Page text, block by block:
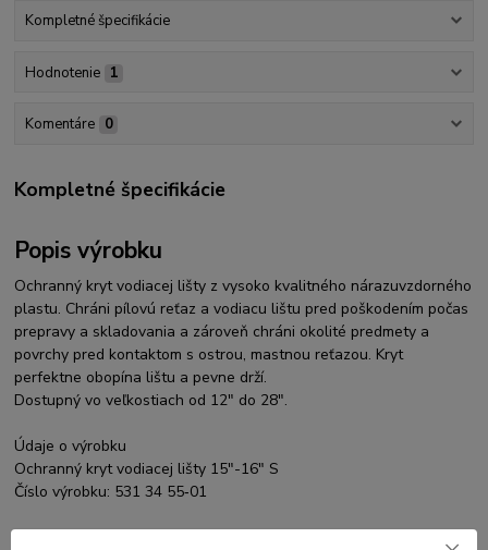
Kompletné špecifikácie
Hodnotenie 1
Komentáre 0
Kompletné špecifikácie
Popis výrobku
Ochranný kryt vodiacej lišty z vysoko kvalitného nárazuvzdorného
plastu. Chráni pílovú reťaz a vodiacu lištu pred poškodením počas
prepravy a skladovania a zároveň chráni okolité predmety a
povrchy pred kontaktom s ostrou, mastnou reťazou. Kryt
perfektne obopína lištu a pevne drží.
Dostupný vo veľkostiach od 12" do 28".
Údaje o výrobku
Ochranný kryt vodiacej lišty 15"-16" S
Číslo výrobku: 531 34 55‑01